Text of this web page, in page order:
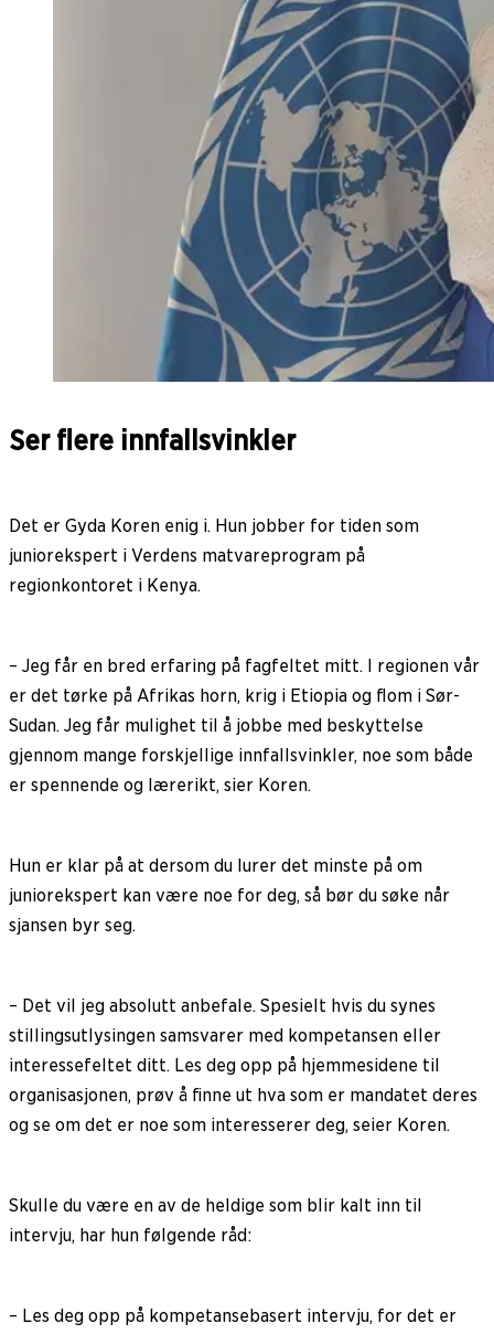
Ser flere innfallsvinkler
Det er Gyda Koren enig i. Hun jobber for tiden som
juniorekspert i Verdens matvareprogram på
regionkontoret i Kenya.
– Jeg får en bred erfaring på fagfeltet mitt. I regionen vår
er det tørke på Afrikas horn, krig i Etiopia og flom i Sør-
Sudan. Jeg får mulighet til å jobbe med beskyttelse
gjennom mange forskjellige innfallsvinkler, noe som både
er spennende og lærerikt, sier Koren.
Hun er klar på at dersom du lurer det minste på om
juniorekspert kan være noe for deg, så bør du søke når
sjansen byr seg.
– Det vil jeg absolutt anbefale. Spesielt hvis du synes
stillingsutlysingen samsvarer med kompetansen eller
interessefeltet ditt. Les deg opp på hjemmesidene til
organisasjonen, prøv å finne ut hva som er mandatet deres
og se om det er noe som interesserer deg, seier Koren.
Skulle du være en av de heldige som blir kalt inn til
intervju, har hun følgende råd:
– Les deg opp på kompetansebasert intervju, for det er